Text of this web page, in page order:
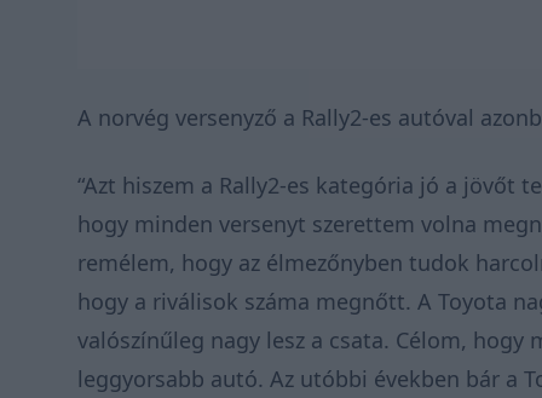
A norvég versenyző a Rally2-es autóval
“Azt hiszem a Rally2-es kategória jó a jövőt
hogy minden versenyt szerettem volna
remélem, hogy az élmezőnyben tudok
hogy a riválisok száma megnőtt. A Toyota
valószínűleg nagy lesz a csata. Célom,
leggyorsabb autó. Az utóbbi években bár a